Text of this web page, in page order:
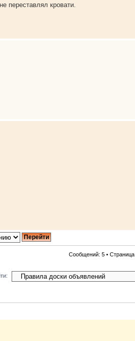
переставлял кровати.
Сообщений: 5 • Страница